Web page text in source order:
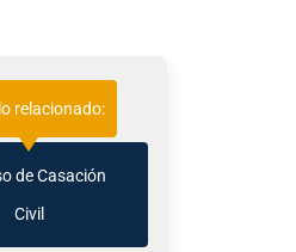
relacionado:
de Casación
Civil